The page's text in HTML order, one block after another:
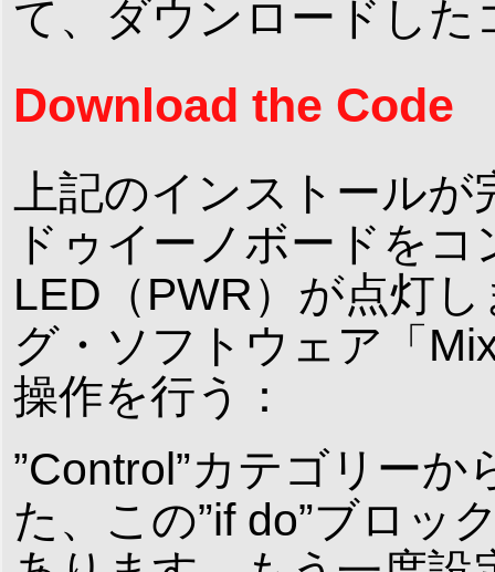
て、ダウンロードし
Download the Code
上記のインストールが
ドゥイーノボードを
LED（PWR）が点灯
グ・ソフトウェア「
操作を行う：
”Control”カテゴリー
た、この”if do”ブロッ